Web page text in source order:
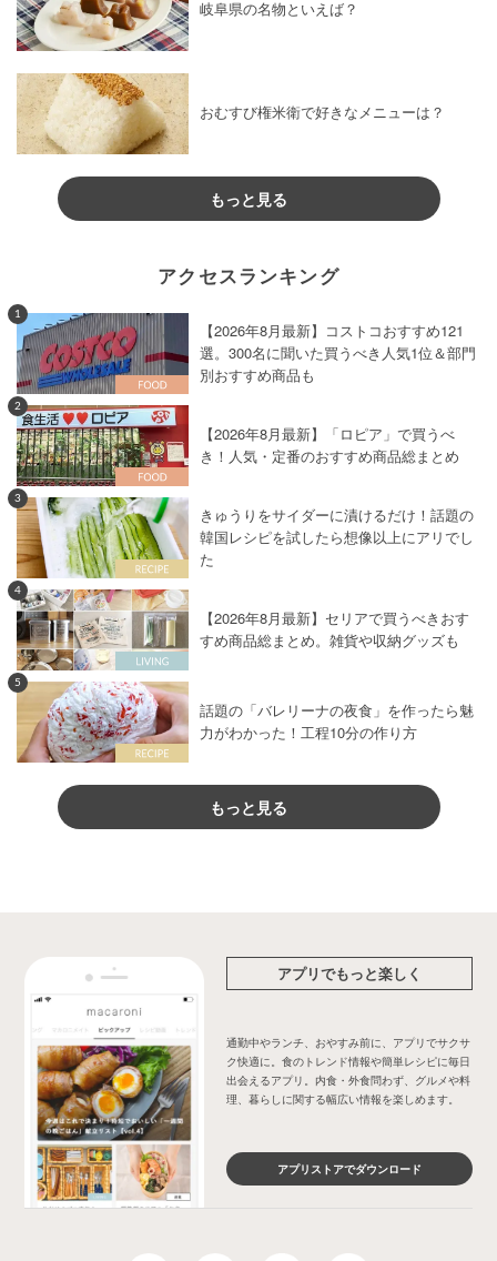
岐阜県の名物といえば？
おむすび権米衛で好きなメニューは？
もっと見る
アクセスランキング
1
【2026年8月最新】コストコおすすめ121
選。300名に聞いた買うべき人気1位＆部門
別おすすめ商品も
2
【2026年8月最新】「ロピア」で買うべ
き！人気・定番のおすすめ商品総まとめ
3
きゅうりをサイダーに漬けるだけ！話題の
韓国レシピを試したら想像以上にアリでし
た
4
【2026年8月最新】セリアで買うべきおす
すめ商品総まとめ。雑貨や収納グッズも
5
話題の「バレリーナの夜食」を作ったら魅
力がわかった！工程10分の作り方
もっと見る
アプリでもっと楽しく
通勤中やランチ、おやすみ前に、アプリでサクサ
ク快適に。食のトレンド情報や簡単レシピに毎日
出会えるアプリ。内食・外食問わず、グルメや料
理、暮らしに関する幅広い情報を楽しめます。
アプリストアでダウンロード